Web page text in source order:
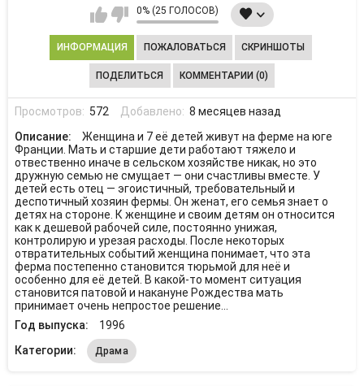
0% (25 ГОЛОСОВ)
ИНФОРМАЦИЯ ПОЖАЛОВАТЬСЯ СКРИНШОТЫ
ПОДЕЛИТЬСЯ КОММЕНТАРИИ (0)
Просмотров: 572 Добавлено: 8 месяцев назад
Описание:
Женщина и 7 её детей живут на ферме на юге
Франции. Мать и старшие дети работают тяжело и
отвественно иначе в сельском хозяйстве никак, но это
дружную семью не смущает — они счастливы вместе. У
детей есть отец — эгоистичный, требовательный и
деспотичный хозяин фермы. Он женат, его семья знает о
детях на стороне. К женщине и своим детям он относится
как к дешевой рабочей силе, постоянно унижая,
контролирую и урезая расходы. После некоторых
отвратительных событий женщина понимает, что эта
ферма постепенно становится тюрьмой для неё и
особенно для её детей. В какой-то момент ситуация
становится патовой и накануне Рождества мать
принимает очень непростое решение...
Год выпуска:
1996
Категории:
Драма